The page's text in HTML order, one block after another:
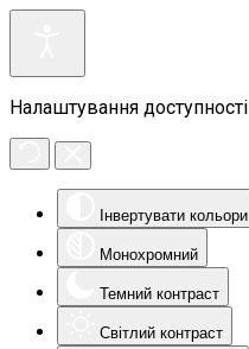
Налаштування доступності
Інвертувати кольори
Монохромний
Темний контраст
Світлий контраст